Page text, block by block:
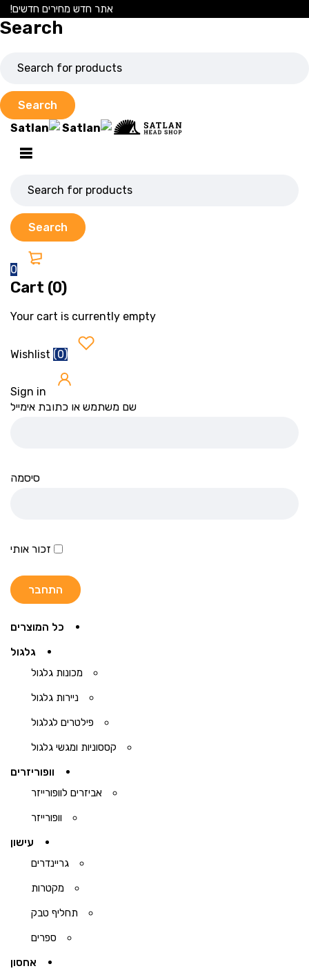
אתר חדש מחירים חדשים!
Search
0
Cart (0)
Your cart is currently empty
(0)
שם משתמש או כתובת אימייל
סיסמה
זכור אותי
כל המוצרים
גלגול
מכונות גלגול
ניירות גלגול
פילטרים לגלגול
קססוניות ומגשי גלגול
וופוריזרים
אביזרים לוופורייזר
וופורייזר
עישון
גריינדרים
מקטרות
תחליף טבק
ספרים
אחסון